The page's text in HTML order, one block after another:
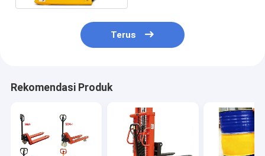
Terus
Rekomendasi Produk